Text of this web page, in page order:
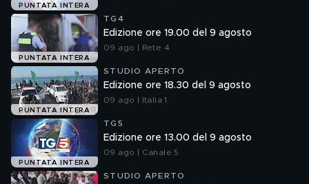
PUNTATA INTERA
PUNTATA INTERA
TG4
Edizione ore 19.00 del 9 agosto
09 ago | Rete 4
PUNTATA INTERA
STUDIO APERTO
Edizione ore 18.30 del 9 agosto
09 ago | Italia 1
PUNTATA INTERA
TG5
Edizione ore 13.00 del 9 agosto
09 ago | Canale 5
STUDIO APERTO